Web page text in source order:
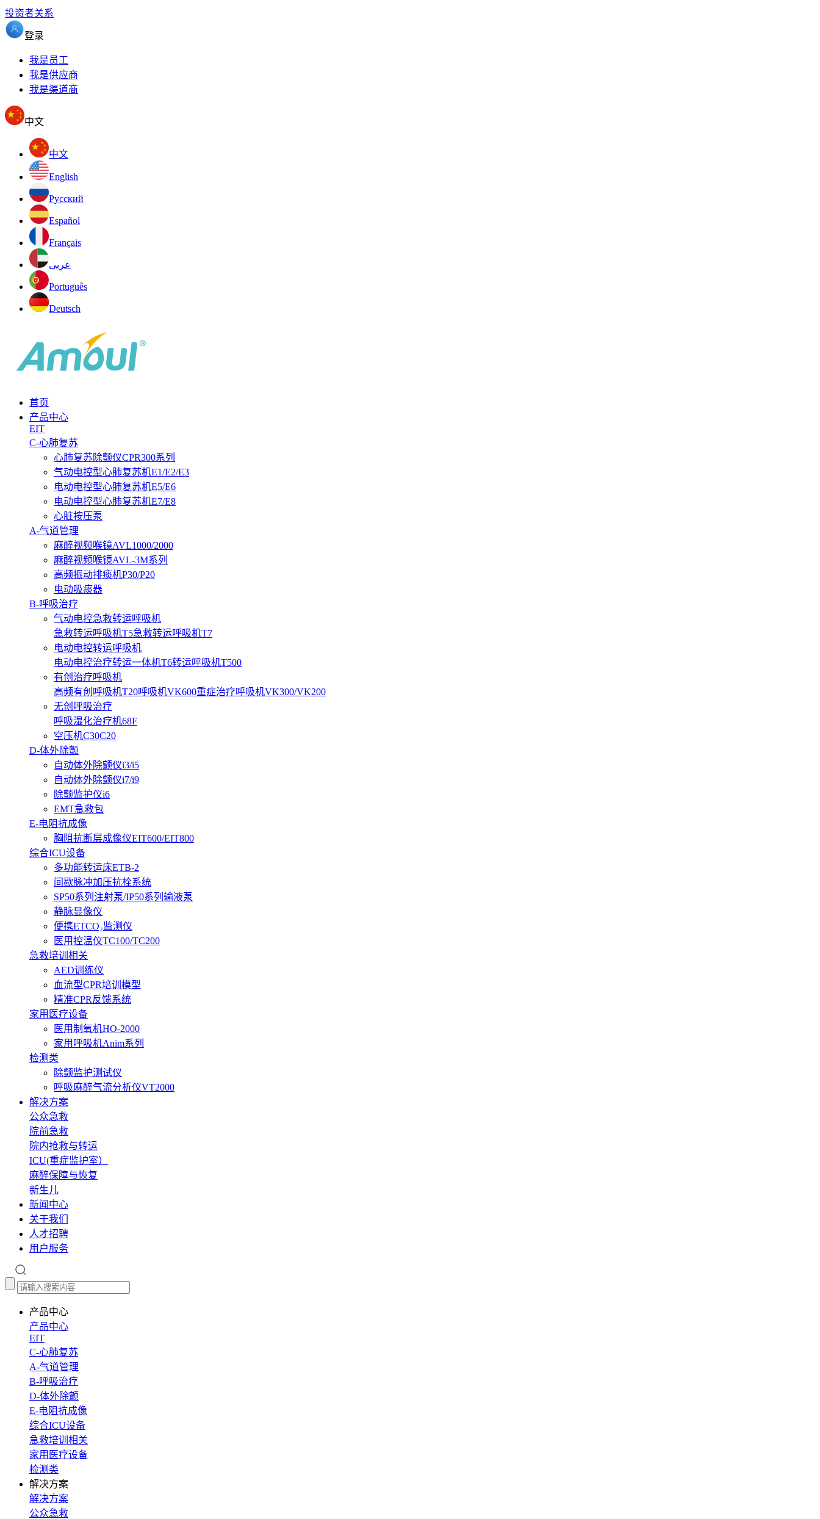
投资者关系
登录
我是员工
我是供应商
我是渠道商
中文
中文
English
Pусский
Español
Français
عربى
Português
Deutsch
首页
产品中心
EIT
C-心肺复苏
心肺复苏除颤仪CPR300系列
气动电控型心肺复苏机E1/E2/E3
电动电控型心肺复苏机E5/E6
电动电控型心肺复苏机E7/E8
心脏按压泵
A-气道管理
麻醉视频喉镜AVL1000/2000
麻醉视频喉镜AVL-3M系列
高频振动排痰机P30/P20
电动吸痰器
B-呼吸治疗
气动电控急救转运呼吸机
急救转运呼吸机T5急救转运呼吸机T7
电动电控转运呼吸机
电动电控治疗转运一体机T6转运呼吸机T500
有创治疗呼吸机
高频有创呼吸机T20呼吸机VK600重症治疗呼吸机VK300/VK200
无创呼吸治疗
呼吸湿化治疗机68F
空压机C30C20
D-体外除颤
自动体外除颤仪i3/i5
自动体外除颤仪i7/i9
除颤监护仪i6
EMT急救包
E-电阻抗成像
胸阻抗断层成像仪EIT600/EIT800
综合ICU设备
多功能转运床ETB-2
间歇脉冲加压抗栓系统
SP50系列注射泵/IP50系列输液泵
静脉显像仪
便携ETCO₂监测仪
医用控温仪TC100/TC200
急救培训相关
AED训练仪
血流型CPR培训模型
精准CPR反馈系统
家用医疗设备
医用制氧机HO-2000
家用呼吸机Anim系列
检测类
除颤监护测试仪
呼吸麻醉气流分析仪VT2000
解决方案
公众急救
院前急救
院内抢救与转运
ICU(重症监护室）
麻醉保障与恢复
新生儿
新闻中心
关于我们
人才招聘
用户服务
产品中心
产品中心
EIT
C-心肺复苏
A-气道管理
B-呼吸治疗
D-体外除颤
E-电阻抗成像
综合ICU设备
急救培训相关
家用医疗设备
检测类
解决方案
解决方案
公众急救